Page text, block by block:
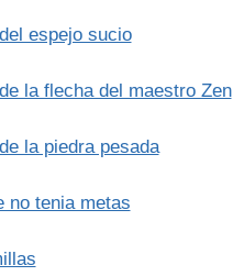
espejo sucio
la flecha del maestro Zen
la piedra pesada
no tenia metas